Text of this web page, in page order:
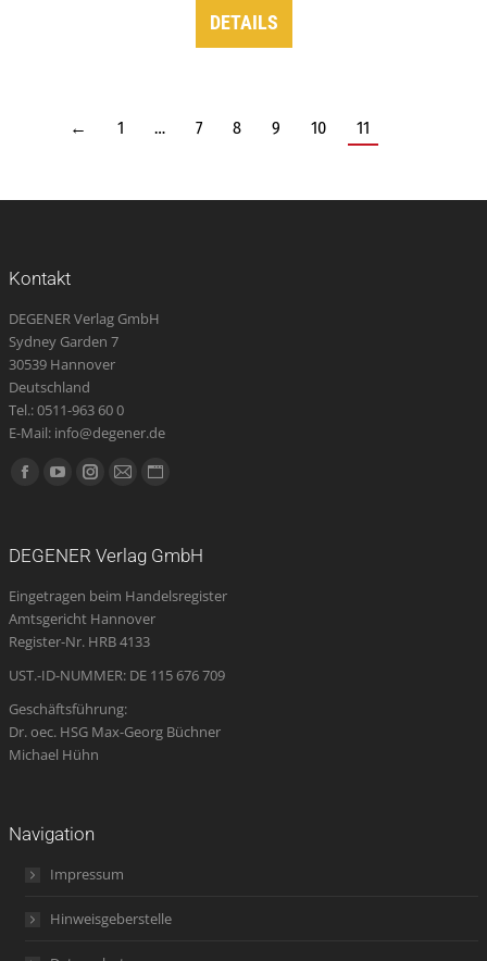
DETAILS
← 1 … 7 8 9 10 11
Kontakt
DEGENER Verlag GmbH
Sydney Garden 7
30539 Hannover
Deutschland
Tel.: 0511-963 60 0
E-Mail: info@degener.de
Finden Sie uns auf:
Facebook
new
window
YouTube
new
window
Instagram
new
window
E-
opens
in
new
Website
new
DEGENER Verlag GmbH
Eingetragen beim Handelsregister
Amtsgericht Hannover
Register-Nr. HRB 4133
UST.-ID-NUMMER: DE 115 676 709
Geschäftsführung:
Dr. oec. HSG Max-Georg Büchner
Michael Hühn
Navigation
Impressum
Hinweisgeberstelle